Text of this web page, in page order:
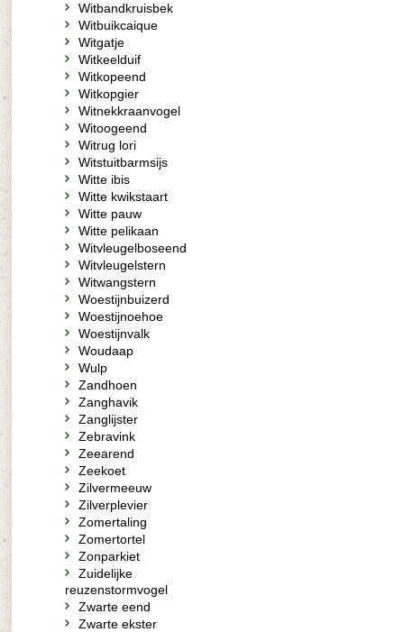
Witbandkruisbek
Witbuikcaique
Witgatje
Witkeelduif
Witkopeend
Witkopgier
Witnekkraanvogel
Witoogeend
Witrug lori
Witstuitbarmsijs
Witte ibis
Witte kwikstaart
Witte pauw
Witte pelikaan
Witvleugelboseend
Witvleugelstern
Witwangstern
Woestijnbuizerd
Woestijnoehoe
Woestijnvalk
Woudaap
Wulp
Zandhoen
Zanghavik
Zanglijster
Zebravink
Zeearend
Zeekoet
Zilvermeeuw
Zilverplevier
Zomertaling
Zomertortel
Zonparkiet
Zuidelijke
reuzenstormvogel
Zwarte eend
Zwarte ekster